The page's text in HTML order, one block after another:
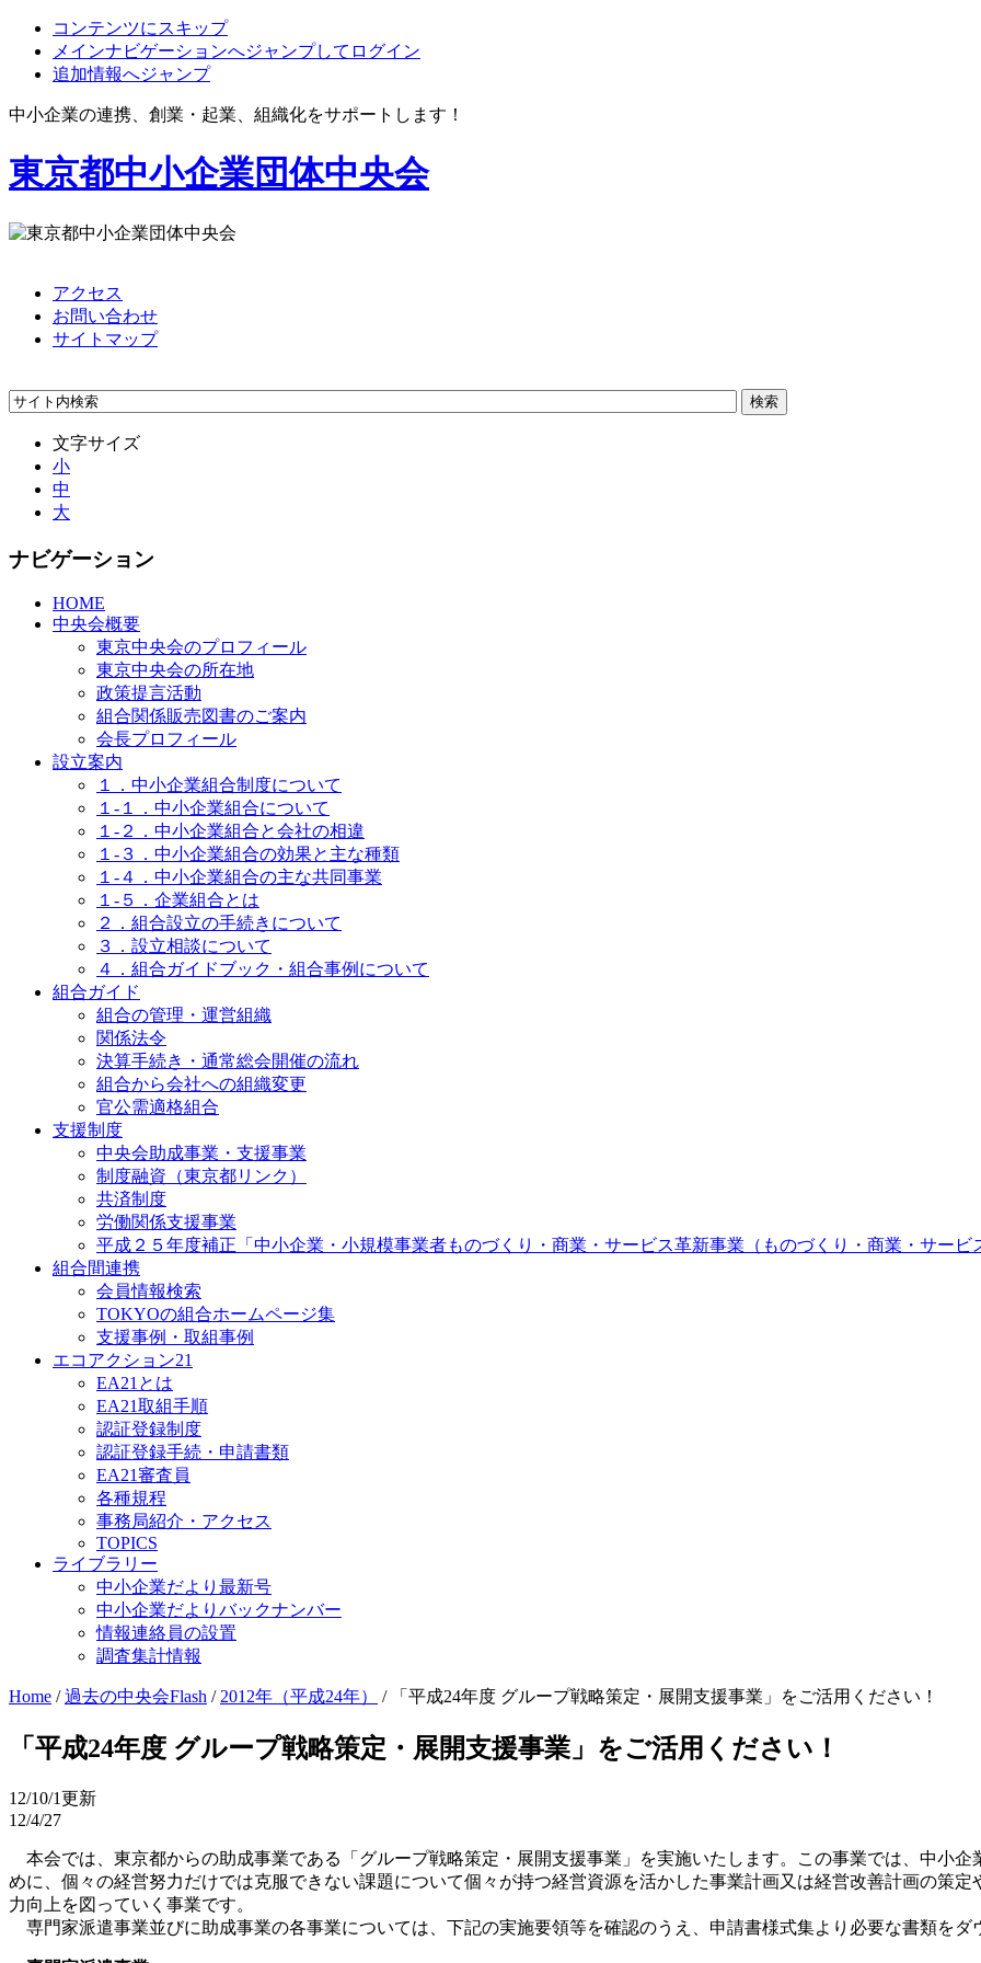
コンテンツにスキップ
メインナビゲーションへジャンプしてログイン
追加情報へジャンプ
中小企業の連携、創業・起業、組織化をサポートします！
東京都中小企業団体中央会
アクセス
お問い合わせ
サイトマップ
文字サイズ
小
中
大
ナビゲーション
HOME
中央会概要
東京中央会のプロフィール
東京中央会の所在地
政策提言活動
組合関係販売図書のご案内
会長プロフィール
設立案内
１．中小企業組合制度について
１-１．中小企業組合について
１-２．中小企業組合と会社の相違
１-３．中小企業組合の効果と主な種類
１-４．中小企業組合の主な共同事業
１-５．企業組合とは
２．組合設立の手続きについて
３．設立相談について
４．組合ガイドブック・組合事例について
組合ガイド
組合の管理・運営組織
関係法令
決算手続き・通常総会開催の流れ
組合から会社への組織変更
官公需適格組合
支援制度
中央会助成事業・支援事業
制度融資（東京都リンク）
共済制度
労働関係支援事業
平成２５年度補正「中小企業・小規模事業者ものづくり・商業・サービス革新事業（ものづくり・商業・サービ
組合間連携
会員情報検索
TOKYOの組合ホームページ集
支援事例・取組事例
エコアクション21
EA21とは
EA21取組手順
認証登録制度
認証登録手続・申請書類
EA21審査員
各種規程
事務局紹介・アクセス
TOPICS
ライブラリー
中小企業だより最新号
中小企業だよりバックナンバー
情報連絡員の設置
調査集計情報
Home /過去の中央会Flash / 2012年（平成24年） / 「平成24年度 グループ戦略策定・展開支援事業」をご活用ください！
「平成24年度 グループ戦略策定・展開支援事業」をご活用ください！
12/10/1更新
12/4/27
本会では、東京都からの助成事業である「グループ戦略策定・展開支援事業」を実施いたします。この事業では、中小
めに、個々の経営努力だけでは克服できない課題について個々が持つ経営資源を活かした事業計画又は経営改善計画の策
力向上を図っていく事業です。
専門家派遣事業並びに助成事業の各事業については、下記の実施要領等を確認のうえ、申請書様式集より必要な書類をダ